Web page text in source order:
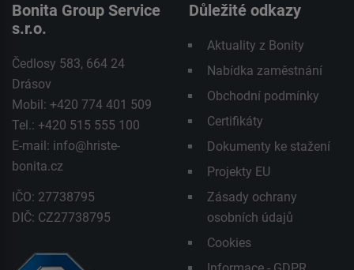
Bonita Group Service
s.r.o.
Čedlosy 583, 664 24
Drásov
Mobil: +420 774 401 509
Tel.: +420 515 555 100
E-mail: info@hriste-
bonita.cz
IČO: 27738795
DIČ: CZ27738795
Důležité odkazy
Aktuality z Bonity
Nabídka zaměstnání
Obchodní podmínky
Certifikáty
Dokumenty ke stažení
Projekty EU
Zásady ochrany
osobních údajů
Cookies